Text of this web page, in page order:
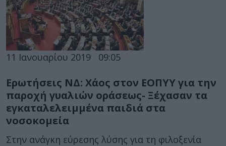
11 Ιανουαρίου 2019 09:05
Ερωτήσεις ΝΔ: Χάος στον ΕΟΠΥΥ για την
παροχή γυαλιών οράσεως- Ξέχασαν τα
εγκαταλελειμμένα παιδιά στα
νοσοκομεία
Στην ανάγκη εύρεσης λύσης για τη φιλοξενία